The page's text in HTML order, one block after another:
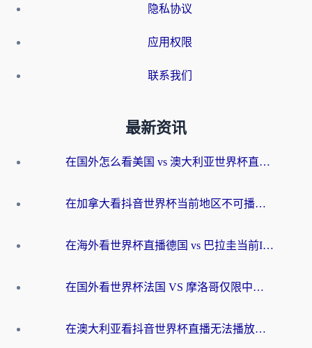
隐私协议
应用权限
联系我们
最新资讯
在国外怎么看美国 vs 澳大利亚世界杯直播？海外党必藏的中文解说观赛指南
在加拿大看抖音世界杯当前地区不可播放？海外党体育观赛终极指南
在海外看世界杯直播德国 vs 巴拉圭当前IP受限制？这篇指南帮你轻松解决地区限制
在国外看世界杯法国 VS 摩洛哥仅限中国大陆？别让地域限制拦下你的欢呼
在澳大利亚看抖音世界杯直播无法播放？海外党体育观赛终极指南来了！